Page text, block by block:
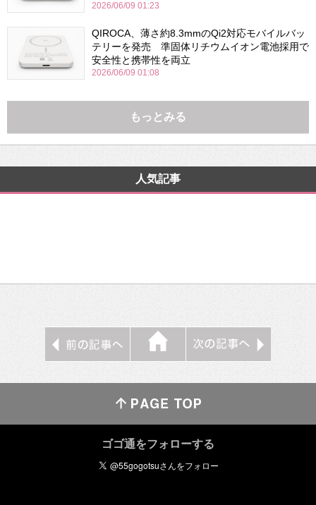
2026/06/09 01:23
QIROCA、薄さ約8.3mmのQi2対応モバイルバッ
テリーを発売 準固体リチウムイオン電池採用で
安全性と携帯性を両立
2026/06/09 01:08
もっとみる
人気記事
ゴゴ通をフォローする